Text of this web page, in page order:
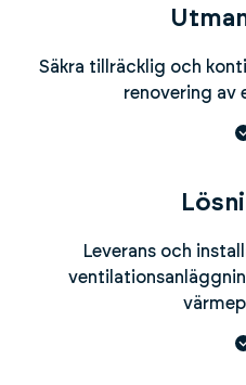
Säkra tillräcklig och
renovering av
Leverans och